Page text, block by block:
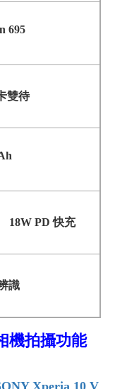
695
雙待
18W PD 快充
識
機拍攝功能